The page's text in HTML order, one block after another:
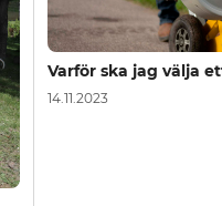
Varför ska jag välja
14.11.2023